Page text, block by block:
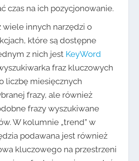
czas na ich pozycjonowanie.
wiele innych narzędzi o
które są dostępne
z nich jest KeyWord
fraz kluczowych
liczbę miesięcznych
frazy, ale również
frazy wyszukiwane
W kolumnie „trend” w
podawana jest również
kluczowego na przestrzeni